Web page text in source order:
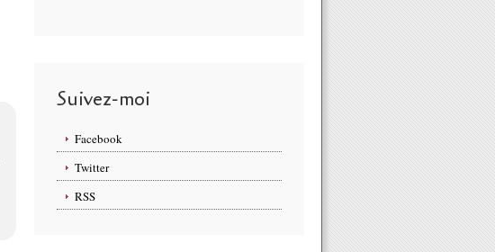
Suivez-moi
Facebook
Twitter
RSS